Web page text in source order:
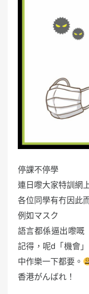
n
停課不停學
連日嚟大家特訓網
各位同學有冇因此
例如マスク
語言都係逼出嚟嘅
記得，呢d「機會」
中作樂一下都要。
香港がんばれ！